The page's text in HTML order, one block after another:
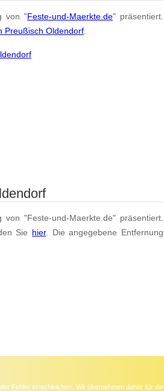
von "Feste-und-Maerkte.de" präsentiert.
Preußisch Oldendorf
"Feste-und-Maerkte.de" präsentiert.
Sie hier. Die angegebene Entfernung
Fehler einschleichen. Wir übernehmen daher für die